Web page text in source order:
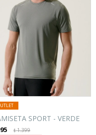
SPORT - VERDE
$1.399